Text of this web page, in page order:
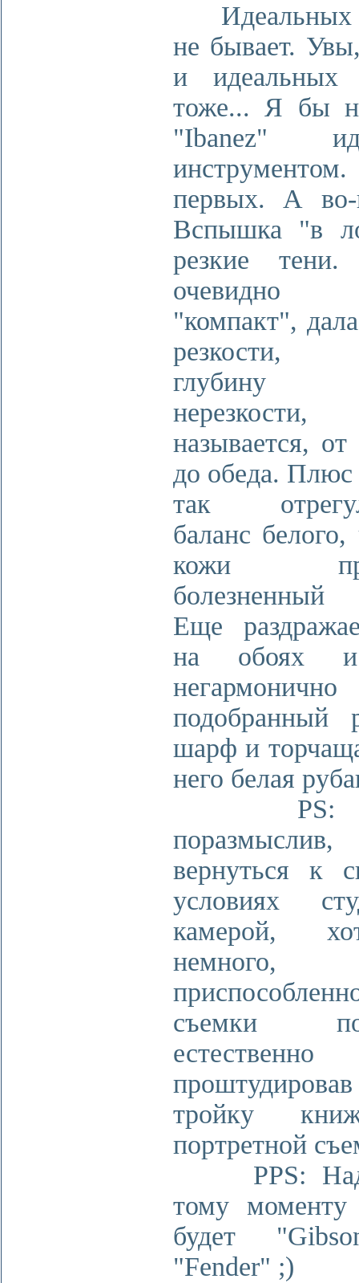
Идеальных
не бывает.
и идеальных
тоже... Я бы
"Ibanez"
первых. А во-
Вспышка "в
резкие тени.
очевидно
"компакт",
резкости,
глубину
называется,
до обеда. Плюс
так
баланс
кожи
болезненный
Еще
на обоях
негармонично
подобранный
шарф и
него белая
PS:
вернуться к
условиях
камерой,
немного,
съемки
естественно
тройку
портретной
PPS:
тому
будет
"Fender" ;)